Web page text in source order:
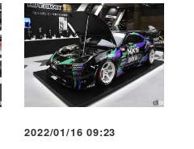
2022/01/16 09:23